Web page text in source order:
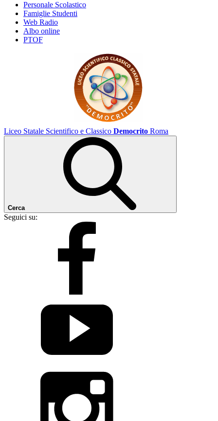
Personale Scolastico
Famiglie Studenti
Web Radio
Albo online
PTOF
Liceo Statale Scientifico e Classico Democrito Roma
Cerca
Seguici su: